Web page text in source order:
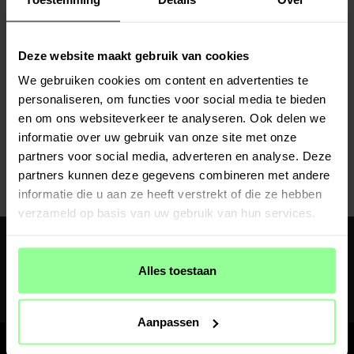
Deze website maakt gebruik van cookies
We gebruiken cookies om content en advertenties te
personaliseren, om functies voor social media te bieden
en om ons websiteverkeer te analyseren. Ook delen we
informatie over uw gebruik van onze site met onze
partners voor social media, adverteren en analyse. Deze
partners kunnen deze gegevens combineren met andere
informatie die u aan ze heeft verstrekt of die ze hebben
verzameld op basis van uw gebruik van hun services.
Alles toestaan
Aanpassen
Motorola Moto Watch Fit vandaag nog bij ons!
Aarzel niet om contact op te nemen met onze klantenserviceals je een vraag hebt of als je
hulp nodig hebt bij het kiezen van passende accessoires voor je device.
Motorola Moto Watch Fit
€ 7,95
Meld je aan voor de nieuwsbrief om als eerste nieuws en aanbiedingen te